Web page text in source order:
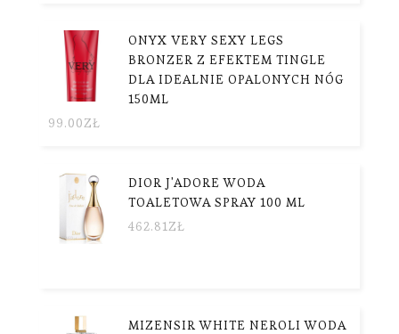
ONYX VERY SEXY LEGS
BRONZER Z EFEKTEM TINGLE
DLA IDEALNIE OPALONYCH NÓG
150ML
99.00ZŁ
DIOR J'ADORE WODA
TOALETOWA SPRAY 100 ML
462.81ZŁ
MIZENSIR WHITE NEROLI WODA